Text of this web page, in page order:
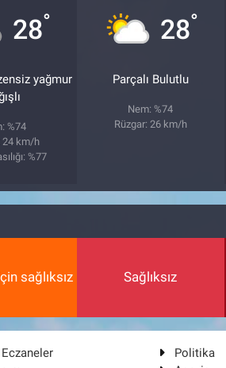
28°
yağmur
%74
24 km/h
%77
28°
Parçalı Bulutlu
Nem: %74
Rüzgar: 26 km/h
sağlıksız Sağlıksız
Politika